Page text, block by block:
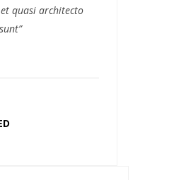
quasi architecto